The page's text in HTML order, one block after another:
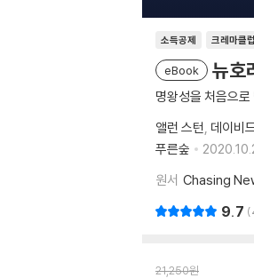
소득공제 크레마클럽
eBook 뉴호
명왕성을 처음으
앨런 스턴 데이비
푸른숲
원서 Chasing
9.7
21,250원